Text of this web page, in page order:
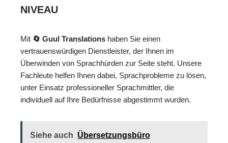
NIVEAU
Mit 🔄 Guul Translations haben Sie einen
vertrauenswürdigen Dienstleister, der Ihnen im
Überwinden von Sprachhürden zur Seite steht. Unsere
Fachleute helfen Ihnen dabei, Sprachprobleme zu lösen,
unter Einsatz professioneller Sprachmittler, die
individuell auf Ihre Bedürfnisse abgestimmt wurden.
Siehe auch Übersetzungsbüro